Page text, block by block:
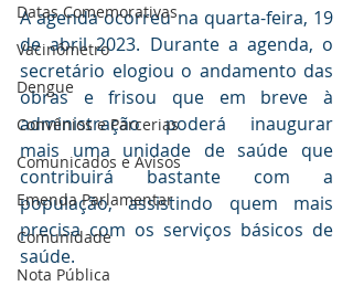
Datas Comemorativas
Vacinômetro
Dengue
Convênios e Parcerias
Comunicados e Avisos
Emenda Parlamentar
Comunidade
Nota Pública
A agenda ocorreu na quarta-feira, 19
de abril 2023. Durante a agenda, o
secretário elogiou o andamento das
obras e frisou que em breve à
administração poderá inaugurar
mais uma unidade de saúde que
contribuirá bastante com a
população, assistindo quem mais
precisa com os serviços básicos de
saúde.